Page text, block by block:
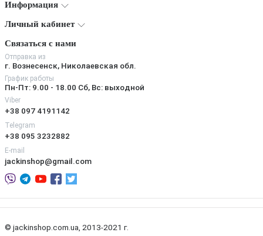
Информация
Личный кабинет
Связаться с нами
Отправка из
г. Вознесенск, Николаевская обл.
График работы
Пн-Пт: 9.00 - 18.00 Сб, Вс: выходной
Viber
+38 097 4191142
Telegram
+38 095 3232882
E-mail
jackinshop@gmail.com
© jackinshop.com.ua, 2013-2021 г.